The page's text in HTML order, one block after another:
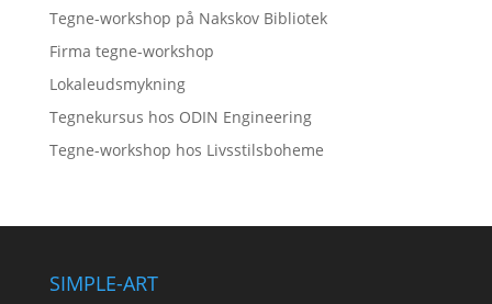
Tegne-workshop på Nakskov Bibliotek
Firma tegne-workshop
Lokaleudsmykning
Tegnekursus hos ODIN Engineering
Tegne-workshop hos Livsstilsboheme
SIMPLE-ART